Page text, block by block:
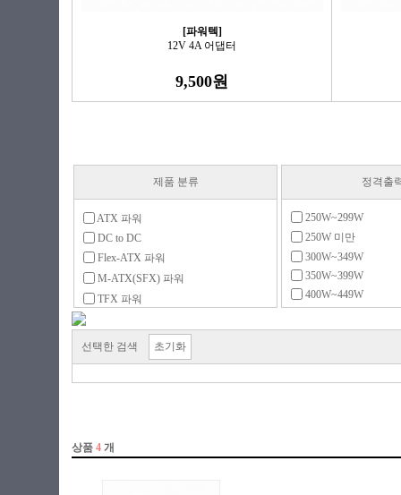
[파워텍]
12V 4A 어댑터
9,500원
제품 분류
ATX 파워
DC to DC
Flex-ATX 파워
M-ATX(SFX) 파워
TFX 파워
서버용 파워
전용 액세서리
정격출
250W~299W
250W 미만
300W~349W
350W~399W
400W~449W
500W~599W
선택한 검색 초기화